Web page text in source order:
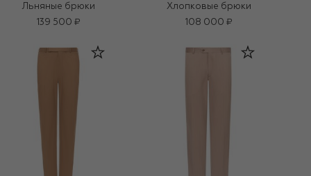
Льняные брюки
139 500 ₽
Хлопковые брюки
108 000 ₽